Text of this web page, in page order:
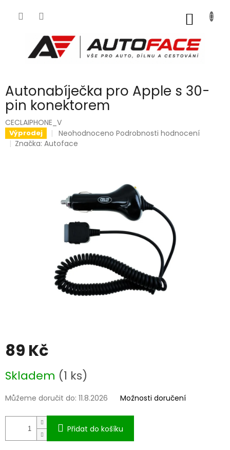
Autonabíječka pro Apple s 30-
pin konektorem
CECLAIPHONE_V
Výprodej
Průměrné
hodnocení
hvězdiček.
Neohodnoceno Podrobnosti hodnocení
Značka:Autoface
89 Kč
cena:
Skladem (1 ks)
Můžeme doručit do: 11.8.2026 Možnosti doručení
Přidat do košíku